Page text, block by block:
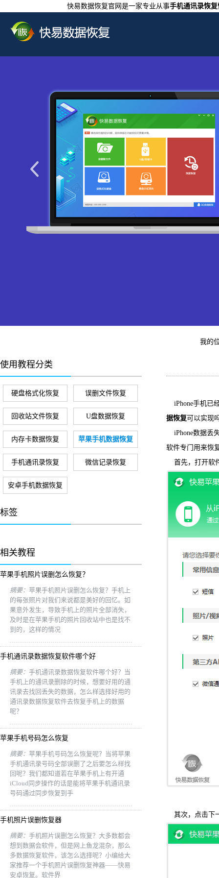
快易数据恢复官网是一家专业从事手机通讯录恢
我的
使用教程分类
硬盘格式化恢复 误删文件恢复
回收站文件恢复 U盘数据恢复
内存卡数据恢复 苹果手机数据恢复
手机通讯录恢复 微信记录恢复
安卓手机数据恢复
标签
相关教程
苹果手机照片误删怎么恢复？
摘要： 苹果手机照片误删怎么恢复？手机上
的每张照片对我们来说都是美好的回忆。如
果意外发生，导致手机上的照片全部消失，
及时是在苹果手机的照片回收站中也是找不
到的，这样的情况
手机通讯录数据恢复软件哪个好
摘要： 手机通讯录数据恢复软件哪个好？当
手机上的通讯录删除的时候，想要好用的通
讯录去找回丢失的数据，怎么样选择好用的
通讯录数据恢复软件去恢复手机上的数据
呢？
苹果手机号码怎么恢复
摘要： 苹果手机号码怎么恢复呢？当将苹果
手机通讯录号码全部误删了之后要怎么样找
回呢？我们都知道若在苹果手机上有开通
iCloud同步操作的话是能将苹果手机通讯录
号码通过同步恢复到手
手机照片误删恢复器
摘要： 手机照片误删怎么恢复？大多数都会
想到数据会软件，但是网上鱼龙混杂，那么
多数据恢复软件，该怎么选择呢？小编给大
家推荐一个手机照片误删恢复神器——快易
安卓恢复。软件界
iPhone手机已
据恢复 可以实现
iPhone数据丢
软件专门用来恢
首先，打开软
其次，点击下